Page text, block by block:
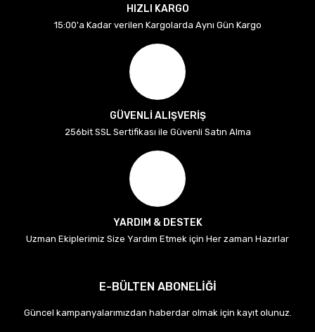
HIZLI KARGO
15:00'a Kadar verilen Kargolarda Aynı Gün Kargo
GÜVENLİ ALIŞVERİŞ
256bit SSL Sertifikası ile Güvenli Satın Alma
YARDIM & DESTEK
Uzman Ekiplerimiz Size Yardım Etmek için Her zaman Hazırlar
E-BÜLTEN ABONELİĞİ
Güncel kampanyalarımızdan haberdar olmak için kayıt olunuz.